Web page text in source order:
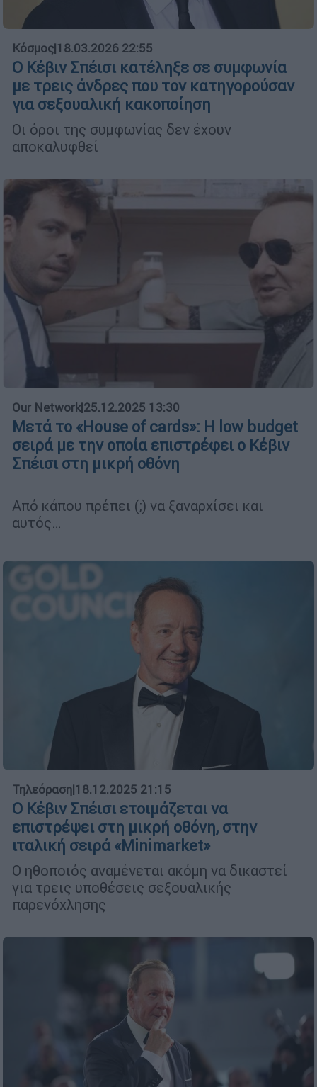
Κόσμος|18.03.2026 22:55
Ο Κέβιν Σπέισι κατέληξε σε συμφωνία
με τρεις άνδρες που τον κατηγορούσαν
για σεξουαλική κακοποίηση
Οι όροι της συμφωνίας δεν έχουν
αποκαλυφθεί
Our Network|25.12.2025 13:30
Μετά το «House of cards»: Η low budget
σειρά με την οποία επιστρέφει ο Κέβιν
Σπέισι στη μικρή οθόνη
Από κάπου πρέπει (;) να ξαναρχίσει και
αυτός…
Τηλεόραση|18.12.2025 21:15
Ο Κέβιν Σπέισι ετοιμάζεται να
επιστρέψει στη μικρή οθόνη, στην
ιταλική σειρά «Minimarket»
Ο ηθοποιός αναμένεται ακόμη να δικαστεί
για τρεις υποθέσεις σεξουαλικής
παρενόχλησης